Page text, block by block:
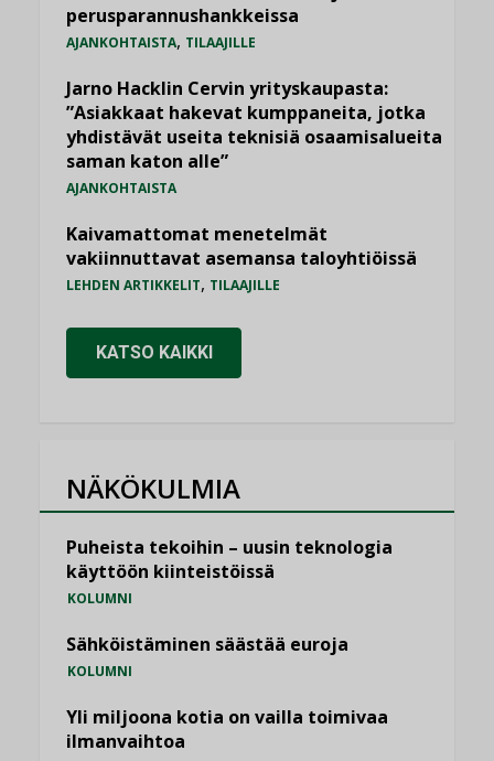
perusparannushankkeissa
AJANKOHTAISTA, TILAAJILLE
Jarno Hacklin Cervin yrityskaupasta:
”Asiakkaat hakevat kumppaneita, jotka
yhdistävät useita teknisiä osaamisalueita
saman katon alle”
AJANKOHTAISTA
Kaivamattomat menetelmät
vakiinnuttavat asemansa taloyhtiöissä
LEHDEN ARTIKKELIT, TILAAJILLE
KATSO KAIKKI
NÄKÖKULMIA
Puheista tekoihin – uusin teknologia
käyttöön kiinteistöissä
KOLUMNI
Sähköistäminen säästää euroja
KOLUMNI
Yli miljoona kotia on vailla toimivaa
ilmanvaihtoa